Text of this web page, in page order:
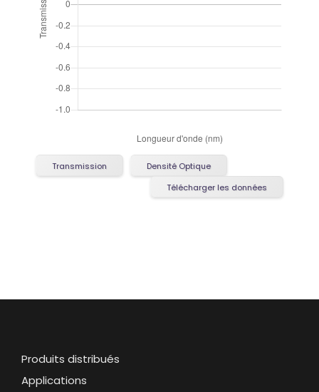
Transmission
Densité Optique
Télécharger les données
Produits distribués
Applications